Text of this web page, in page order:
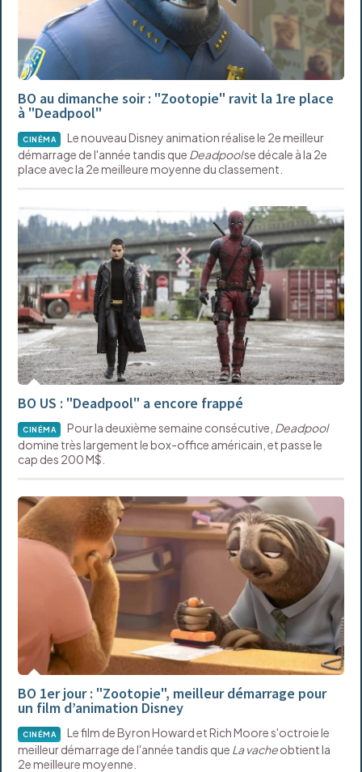
BO au dimanche soir : "Zootopie" ravit la 1re place
à "Deadpool"
CINÉMA
Le nouveau Disney animation réalise le 2e meilleur
démarrage de l'année tandis que Deadpoolse décale à la 2e
place avec la 2e meilleure moyenne du classement.
BO US : "Deadpool" a encore frappé
CINÉMA Pour la deuxième semaine consécutive, Deadpool
domine très largement le box-office américain, et passe le
cap des 200 M$.
BO 1er jour : "Zootopie", meilleur démarrage pour
un film d’animation Disney
CINÉMA
Le film de Byron Howard et Rich Moore s'octroie le
meilleur démarrage de l'année tandis que La vacheobtient la
2e meilleure moyenne.